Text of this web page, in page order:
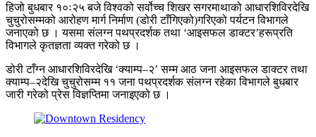
हिजो बुधबार १०ः२५ बजे विश्वको सर्वोच्च शिखर सगरमाथाको आधारशिविरदेखि
चुचुरोसम्मको आरोहण मार्ग निर्माण (डोरी टाँगिएको)गरिएको पर्यटन विभागले
जनाएको छ । यसमा संलग्न पथप्रदर्शक तथा ‘आइसफल डाक्टर’हरूप्रति
विभागले कृतज्ञता व्यक्त गरेको छ ।
डोरी टाँग्न आधारशिविरदेखि ‘क्याम्प–२’ सम्म आठ जना आइसफल डाक्टर तथा
क्याम्प–२देखि चुचुरोसम्म ११ जना पथप्रदर्शक संलग्न रहेका विभागले बुधबार
जारी गरेको प्रेस विज्ञप्तिमा जनाइएको छ ।